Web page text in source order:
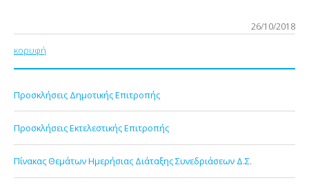
26/10/2018
κορυφή
Προσκλήσεις Δημοτικής Επιτροπής
Προσκλήσεις Εκτελεστικής Επιτροπής
Πίνακας Θεμάτων Ημερήσιας Διάταξης Συνεδριάσεων Δ.Σ.